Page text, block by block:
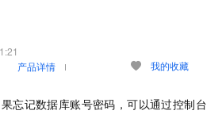
产品详情 我的收藏
忘记数据库账号密码，可以通过控制台